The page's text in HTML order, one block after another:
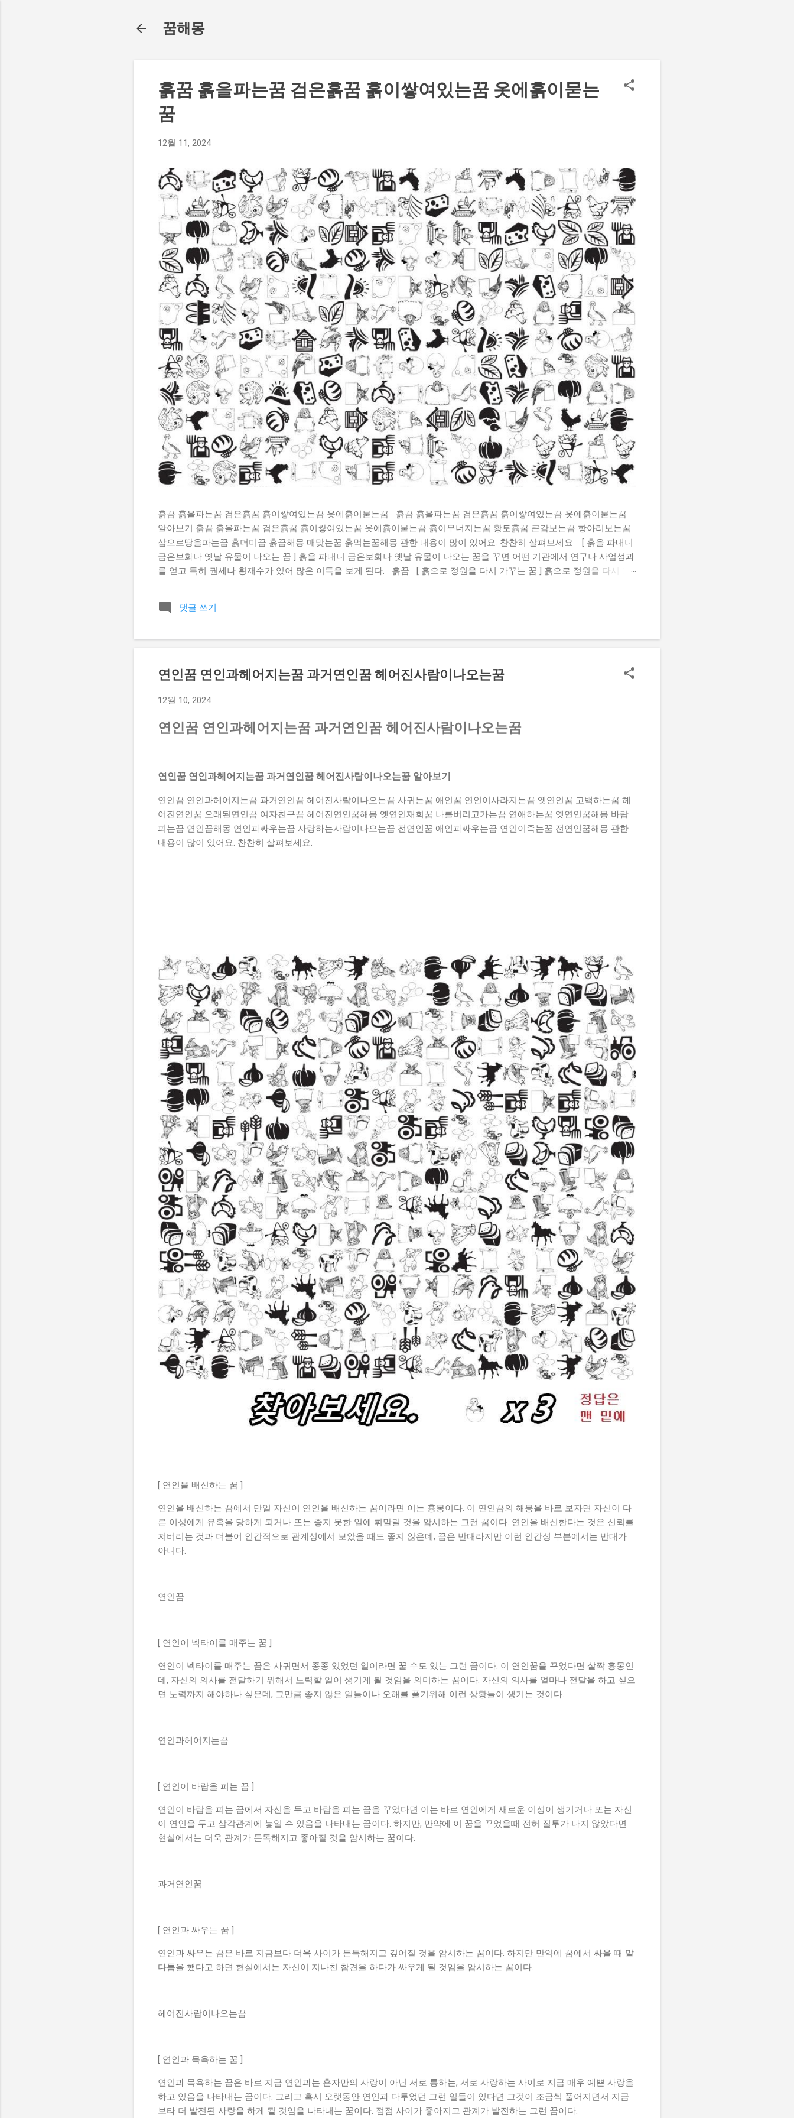
꿈해몽
흙꿈 흙을파는꿈 검은흙꿈 흙이쌓여있는꿈 옷에흙이묻는
꿈
12월 11, 2024
흙꿈 흙을파는꿈 검은흙꿈 흙이쌓여있는꿈 옷에흙이묻는꿈 흙꿈 흙을파는꿈 검은흙꿈 흙이쌓여있는꿈 옷에흙이묻는꿈
알아보기 흙꿈 흙을파는꿈 검은흙꿈 흙이쌓여있는꿈 옷에흙이묻는꿈 흙이무너지는꿈 황토흙꿈 큰감보는꿈 항아리보는꿈
삽으로땅을파는꿈 흙더미꿈 흙꿈해몽 매맞는꿈 흙먹는꿈해몽 관한 내용이 많이 있어요. 찬찬히 살펴보세요. [ 흙을 파내니
금은보화나 옛날 유물이 나오는 꿈 ] 흙을 파내니 금은보화나 옛날 유물이 나오는 꿈을 꾸면 어떤 기관에서 연구나 사업성과
를 얻고 특히 권세나 횡재수가 있어 많은 이득을 보게 된다. 흙꿈 [ 흙으로 정원을 다시 가꾸는 꿈 ] 흙으로 정원을 다시 가
는 꿈을 꾸게되면 생활환경이 안정될 조짐으로 좋은 꿈이다. 또는 술대접을 받을 일이 생긴다. 검은흙꿈 [ 진흙 수렁에 빠
지는 꿈 ] 진흙 수렁에 빠지는 꿈을 꾸었다면 생활이나 사업상 많은 곤경에 처하게 된다. 흙이쌓여있는꿈 [ 흙 속에서 물건
금은보화나 골동품이 나오는 꿈 ] 흙 속에서 금은보화나 골동품이 나오는 꿈을 꾸면 하는 일이 크게 성공하거나 권세를 얻게
창작활동을 하거나 사업을 꾸려나가게 되며, 여러 차례 어려움을 극복하고 노력한 대가를 거두게 된다. 황토흙꿈 [ 흙을 파
내서 차나 수레에 실어 집으로 오는 꿈 ] 흙을 파내서 차나 수레에 실어 집으로...
댓글 쓰기
연인꿈 연인과헤어지는꿈 과거연인꿈 헤어진사람이나오는꿈
12월 10, 2024
연인꿈 연인과헤어지는꿈 과거연인꿈 헤어진사람이나오는꿈
연인꿈 연인과헤어지는꿈 과거연인꿈 헤어진사람이나오는꿈 알아보기
연인꿈 연인과헤어지는꿈 과거연인꿈 헤어진사람이나오는꿈 사귀는꿈 애인꿈 연인이사라지는꿈 옛연인꿈 고백하는꿈 헤
어진연인꿈 오래된연인꿈 여자친구꿈 헤어진연인꿈해몽 옛연인재회꿈 나를버리고가는꿈 연애하는꿈 옛연인꿈해몽 바람
피는꿈 연인꿈해몽 연인과싸우는꿈 사랑하는사람이나오는꿈 전연인꿈 애인과싸우는꿈 연인이죽는꿈 전연인꿈해몽 관한
내용이 많이 있어요. 찬찬히 살펴보세요.
[ 연인을 배신하는 꿈 ]
연인을 배신하는 꿈에서 만일 자신이 연인을 배신하는 꿈이라면 이는 흉몽이다. 이 연인꿈의 해몽을 바로 보자면 자신이 다
른 이성에게 유혹을 당하게 되거나 또는 좋지 못한 일에 휘말릴 것을 암시하는 그런 꿈이다. 연인을 배신한다는 것은 신뢰를
저버리는 것과 더불어 인간적으로 관계성에서 보았을 때도 좋지 않은데, 꿈은 반대라지만 이런 인간성 부분에서는 반대가
아니다.
연인꿈
[ 연인이 넥타이를 매주는 꿈 ]
연인이 넥타이를 매주는 꿈은 사귀면서 종종 있었던 일이라면 꿀 수도 있는 그런 꿈이다. 이 연인꿈을 꾸었다면 살짝 흉몽인
데, 자신의 의사를 전달하기 위해서 노력할 일이 생기게 될 것임을 의미하는 꿈이다. 자신의 의사를 얼마나 전달을 하고 싶으
면 노력까지 해야하나 싶은데, 그만큼 좋지 않은 일들이나 오해를 풀기위해 이런 상황들이 생기는 것이다.
연인과헤어지는꿈
[ 연인이 바람을 피는 꿈 ]
연인이 바람을 피는 꿈에서 자신을 두고 바람을 피는 꿈을 꾸었다면 이는 바로 연인에게 새로운 이성이 생기거나 또는 자신
이 연인을 두고 삼각관계에 놓일 수 있음을 나타내는 꿈이다. 하지만, 만약에 이 꿈을 꾸었을때 전혀 질투가 나지 않았다면
현실에서는 더욱 관계가 돈독해지고 좋아질 것을 암시하는 꿈이다.
과거연인꿈
[ 연인과 싸우는 꿈 ]
연인과 싸우는 꿈은 바로 지금보다 더욱 사이가 돈독해지고 깊어질 것을 암시하는 꿈이다. 하지만 만약에 꿈에서 싸울 때 말
다툼을 했다고 하면 현실에서는 자신이 지나친 참견을 하다가 싸우게 될 것임을 암시하는 꿈이다.
헤어진사람이나오는꿈
[ 연인과 목욕하는 꿈 ]
연인과 목욕하는 꿈은 바로 지금 연인과는 혼자만의 사랑이 아닌 서로 통하는, 서로 사랑하는 사이로 지금 매우 예쁜 사랑을
하고 있음을 나타내는 꿈이다. 그리고 혹시 오랫동안 연인과 다투었던 그런 일들이 있다면 그것이 조금씩 풀어지면서 지금
보타 더 발전된 사랑을 하게 될 것임을 나타내는 꿈이다. 점점 사이가 좋아지고 관계가 발전하는 그런 꿈이다.